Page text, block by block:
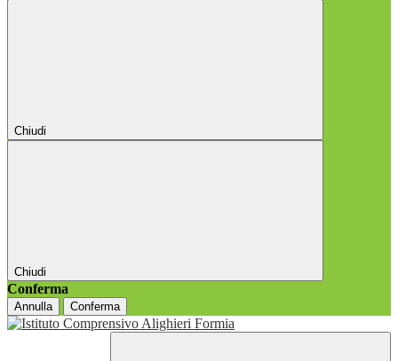
Chiudi
Chiudi
Conferma
Annulla Conferma